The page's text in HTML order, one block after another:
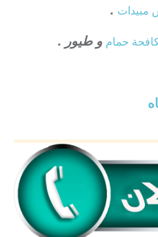
مبيدات .
حمام و طيور .